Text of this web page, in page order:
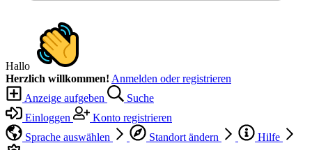
Hallo
Herzlich willkommen! Anmelden oder registrieren
Anzeige aufgeben
Suche
Einloggen
Konto registrieren
Sprache auswählen
Standort ändern
Hilfe